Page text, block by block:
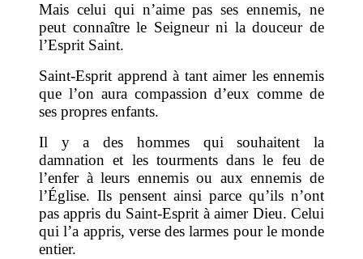
Mais celui qui n’aime pas ses ennemis, ne
peut connaître le Seigneur ni la douceur de
l’Esprit Saint.
Saint-Esprit apprend à tant aimer les ennemis
que l’on aura compassion d’eux comme de
ses propres enfants.
Il y a des hommes qui souhaitent la
damnation et les tourments dans le feu de
l’enfer à leurs ennemis ou aux ennemis de
l’Église. Ils pensent ainsi parce qu’ils n’ont
pas appris du Saint-Esprit à aimer Dieu. Celui
qui l’a appris, verse des larmes pour le monde
entier.